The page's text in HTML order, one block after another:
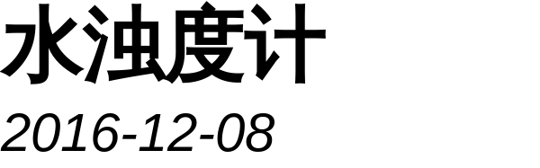
水浊度计
2016-12-08